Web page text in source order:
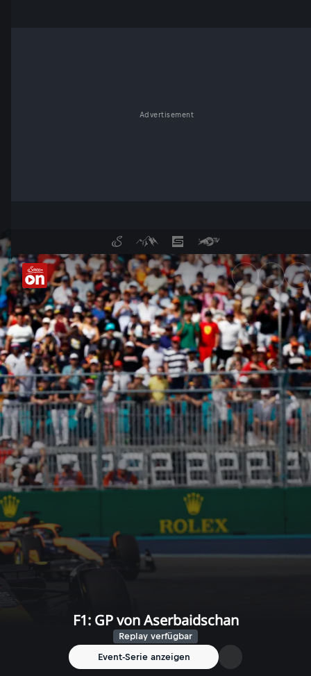
Advertisement
Formel 1: Qatar Airways
F1: GP von Aserbaidschan
Replay verfügbar
Event-Serie anzeigen